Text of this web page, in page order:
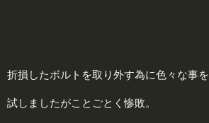
折損したボルトを取り外す為に色々な事を
試しましたがことごとく惨敗。